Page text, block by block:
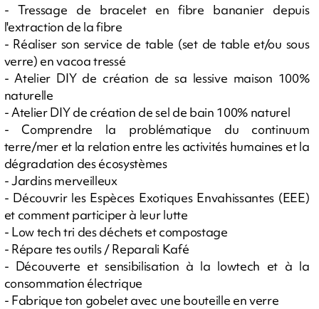
- Tressage de bracelet en fibre bananier depuis
l'extraction de la fibre
- Réaliser son service de table (set de table et/ou sous
verre) en vacoa tressé
- Atelier DIY de création de sa lessive maison 100%
naturelle
- Atelier DIY de création de sel de bain 100% naturel
- Comprendre la problématique du continuum
terre/mer et la relation entre les activités humaines et la
dégradation des écosystèmes
- Jardins merveilleux
- Découvrir les Espèces Exotiques Envahissantes (EEE)
et comment participer à leur lutte
- Low tech tri des déchets et compostage
- Répare tes outils / Reparali Kafé
- Découverte et sensibilisation à la lowtech et à la
consommation électrique
- Fabrique ton gobelet avec une bouteille en verre